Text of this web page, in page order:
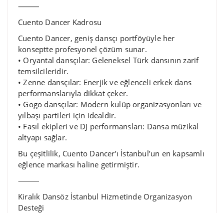
⸻
Cuento Dancer Kadrosu
Cuento Dancer, geniş dansçı portföyüyle her
konseptte profesyonel çözüm sunar.
• Oryantal dansçılar: Geleneksel Türk dansının zarif
temsilcileridir.
• Zenne dansçılar: Enerjik ve eğlenceli erkek dans
performanslarıyla dikkat çeker.
• Gogo dansçılar: Modern kulüp organizasyonları ve
yılbaşı partileri için idealdir.
• Fasıl ekipleri ve DJ performansları: Dansa müzikal
altyapı sağlar.
Bu çeşitlilik, Cuento Dancer’ı İstanbul’un en kapsamlı
eğlence markası haline getirmiştir.
⸻
Kiralık Dansöz İstanbul Hizmetinde Organizasyon
Desteği